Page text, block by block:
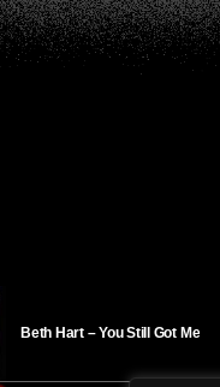
Beth Hart – You Still Got Me